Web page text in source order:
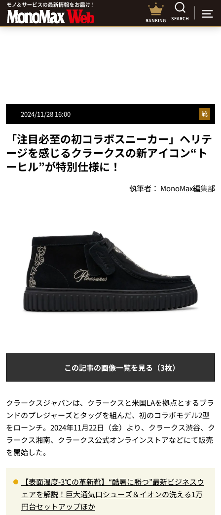
RANKING SEARCH
2024/11/28 16:00 靴
「注目必至の初コラボスニーカー」ヘリテ
ージを感じるクラークスの新アイコン“ト
ーヒル”が特別仕様に！
執筆者： MonoMax編集部
この記事の画像一覧を見る（3枚）
クラークスジャパンは、クラークスと米国LAを拠点とするブラ
ンドのプレジャーズとタッグを組んだ、初のコラボモデル2型
をローンチ。2024年11月22日（金）より、クラークス渋谷、ク
ラークス湘南、クラークス公式オンラインストアなどにて販売
を開始した。
【表面温度-3℃の革新靴】“酷暑に勝つ”最新ビジネスウ
ェアを解説！巨大通気口シューズ＆イオンの洗える1万
円台セットアップほか